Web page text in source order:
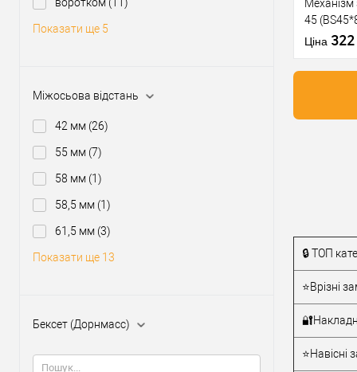
воротком (11)
Показати ще 5
Міжосьова відстань
42 мм (26)
55 мм (7)
58 мм (1)
58,5 мм (1)
61,5 мм (3)
Показати ще 13
Бексет (Дорнмасс)
Матеріал
Країна
Міжосьова
відстань
Механізм
45
матова
Ціна 322
Тип товару
Країна
відстань
🔒 ТОП
⭐Врізні
⭐Навісні